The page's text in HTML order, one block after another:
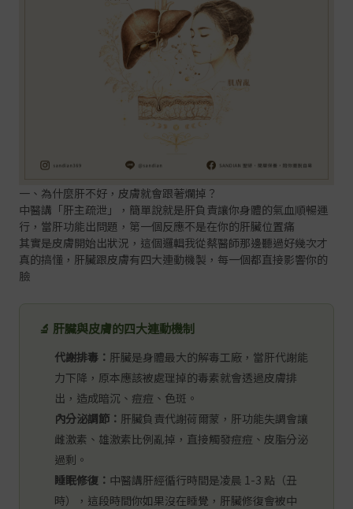
一、為什麼肝不好，皮膚就會跟著爛掉？
中醫講「肝主疏泄」，簡單說就是肝負責讓你身體的氣血順暢運
行，當肝功能出問題，第一個反應不是在你的肝臟位置痛
其實是皮膚開始出狀況，這個邏輯我從蔡醫師那邊聽過好幾次才
真的搞懂，肝臟跟皮膚有四大連動機製，每一個都直接影響你的
臉
🔬 肝臟與皮膚的四大連動機制
代謝排毒： 肝臟是身體最大的解毒工廠，當肝代謝能
力下降，原本應該被處理掉的毒素就會透過皮膚排
出，造成暗沉、痘痘、色斑。
內分泌調節： 肝臟負責代謝荷爾蒙，肝功能失調會讓
雌激素、雄激素比例亂掉，直接觸發痘痘、皮脂分泌
過剩。
睡眠修復： 中醫講肝經循行時間是凌晨 1-3 點（丑
時），這段時間你如果沒在睡覺，肝臟修復會被中